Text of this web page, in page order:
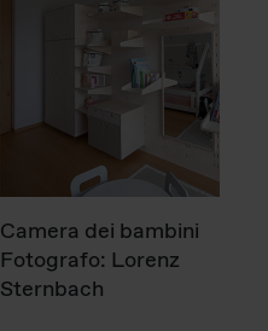
Camera dei bambini
Fotografo: Lorenz
Sternbach